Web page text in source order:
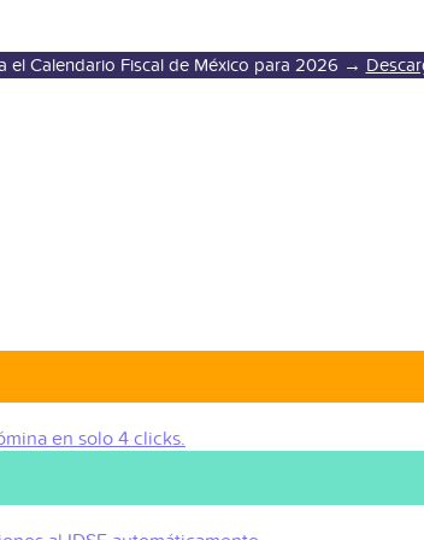
el Calendario Fiscal de México para 2026 →
en solo 4 clicks.